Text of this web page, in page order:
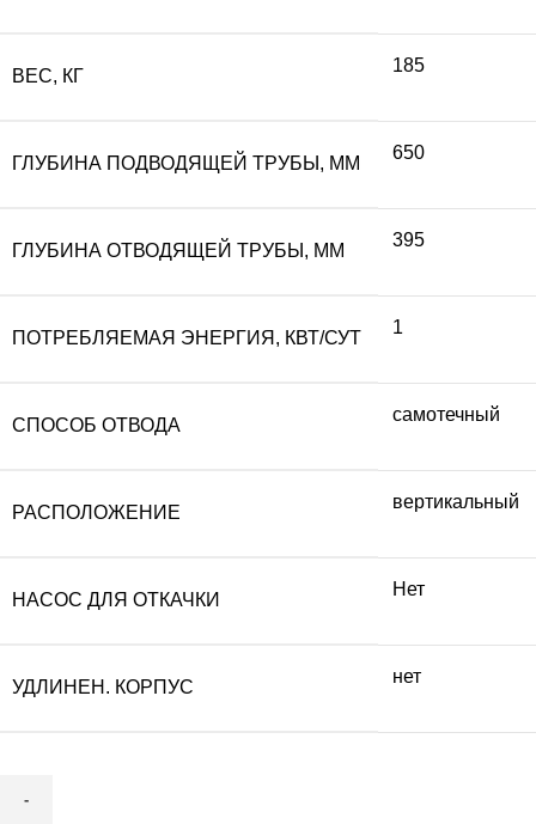
ВЕС, КГ
185
ГЛУБИНА ПОДВОДЯЩЕЙ ТРУБЫ, ММ
650
ГЛУБИНА ОТВОДЯЩЕЙ ТРУБЫ, ММ
395
ПОТРЕБЛЯЕМАЯ ЭНЕРГИЯ, КВТ/СУТ
1
СПОСОБ ОТВОДА
самотечный
РАСПОЛОЖЕНИЕ
вертикальный
НАСОС ДЛЯ ОТКАЧКИ
Нет
УДЛИНЕН. КОРПУС
нет